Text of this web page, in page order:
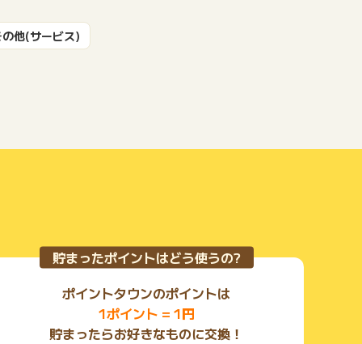
他(サービス)
貯まったポイントはどう使うの?
ポイントタウンのポイントは
1ポイント = 1円
貯まったらお好きなものに交換！